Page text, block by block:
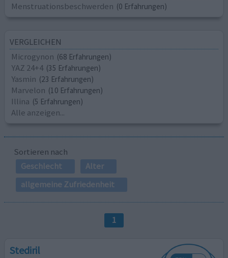
Menstruationsbeschwerden (0 Erfahrungen)
VERGLEICHEN
Microgynon (68 Erfahrungen)
YAZ 24+4 (35 Erfahrungen)
Yasmin (23 Erfahrungen)
Marvelon (10 Erfahrungen)
Illina (5 Erfahrungen)
Alle anzeigen...
Sortieren nach
Geschlecht
Alter
allgemeine Zufriedenheit
1
Stediril